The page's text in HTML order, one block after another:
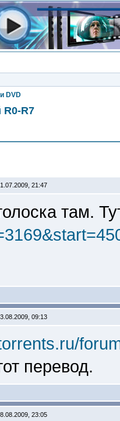
DVD
R7
21:47
там.
09:13
перевод.
23:05